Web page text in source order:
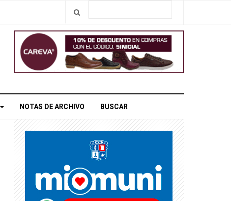
NOTAS DE ARCHIVO BUSCAR